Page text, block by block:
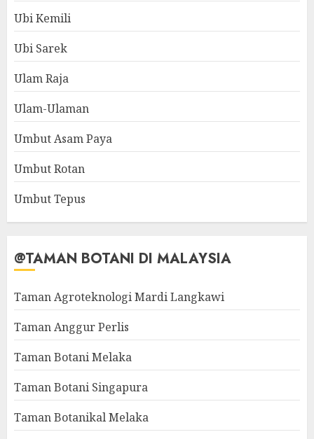
Ubi Kemili
Ubi Sarek
Ulam Raja
Ulam-Ulaman
Umbut Asam Paya
Umbut Rotan
Umbut Tepus
@TAMAN BOTANI DI MALAYSIA
Taman Agroteknologi Mardi Langkawi
Taman Anggur Perlis
Taman Botani Melaka
Taman Botani Singapura
Taman Botanikal Melaka